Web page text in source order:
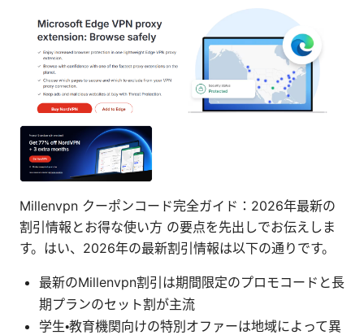
Millenvpn クーポンコード完全ガイド：2026年最新の
割引情報とお得な使い方 の要点を先出しでお伝えしま
す。はい、2026年の最新割引情報は以下の通りです。
最新のMillenvpn割引は期間限定のプロモコードと長
期プランのセット割が主流
学生・教育機関向けの特別オファーは地域によって異